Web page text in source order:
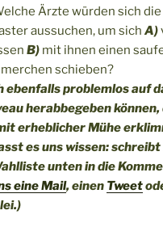
Ärzte würden sich die
aussuchen, um sich A)
B) mit ihnen einen
schieben?
ebenfalls problemlos auf
herabbegeben können,
erheblicher Mühe
es uns wissen: schreibt
unten in die
eine Mail, einen Tweet